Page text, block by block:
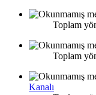
Toplam
Toplam
Kanalı